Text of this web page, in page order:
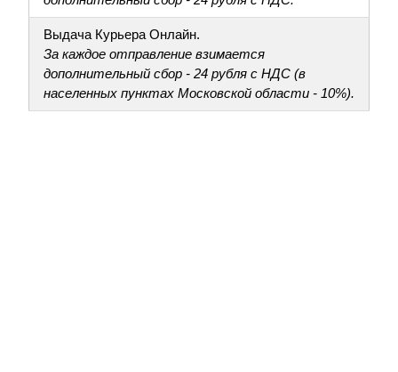
Выдача Курьера Онлайн.
За каждое отправление взимается
дополнительный сбор - 24 рубля с НДС (в
населенных пунктах Московской области - 10%).